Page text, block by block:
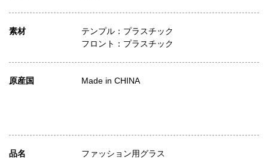
素材
テンプル：プラスチック
フロント：プラスチック
原産国 Made in CHINA
品名 ファッション用グラス